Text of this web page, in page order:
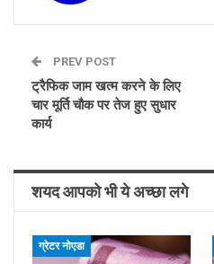
PREV POST
ट्रैफिक जाम खत्म करने के लिए
चार मूर्ति चौक पर तेज हुए सुधार
कार्य
शयद आपको भी ये अच्छा लगे
ग्रेटर नोएडा